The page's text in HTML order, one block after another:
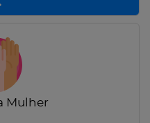
Mulher